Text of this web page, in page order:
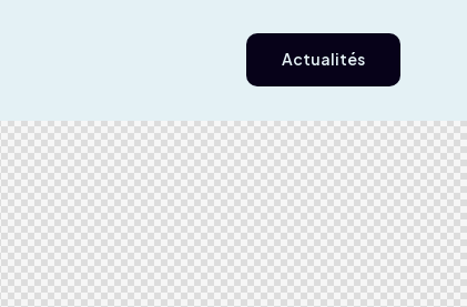
Actualités
Actualités